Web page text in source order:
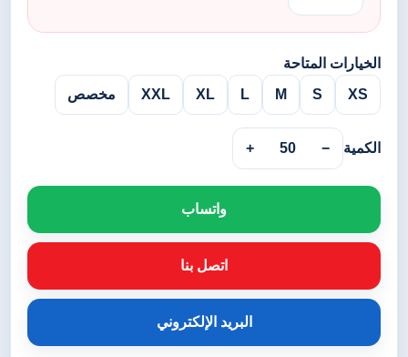
الخيارات المتاحة
XS
S
M
L
XL
XXL مخصص
الكمية −
50
+
واتساب
اتصل بنا
البريد الإلكتروني